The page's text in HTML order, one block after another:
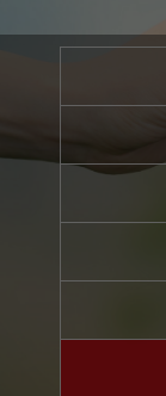
Register|Lost
Über
Wir haben uns
Spezialisierung